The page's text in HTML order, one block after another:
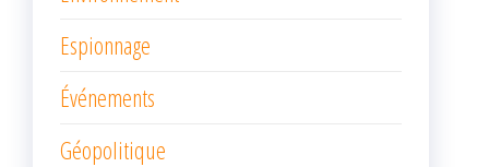
Espionnage
Événements
Géopolitique